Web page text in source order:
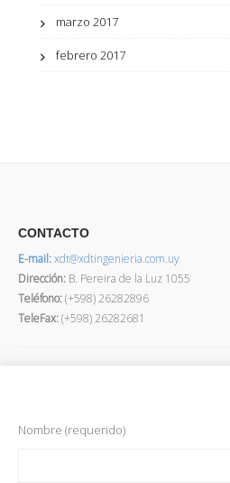
marzo 2017
febrero 2017
CONTACTO
E-mail:xdt@xdtingenieria.com.uy
Dirección: B. Pereira de la Luz 1055
Teléfono:(+598) 26282896
TeleFax:(+598) 26282681
Nombre (requerido)